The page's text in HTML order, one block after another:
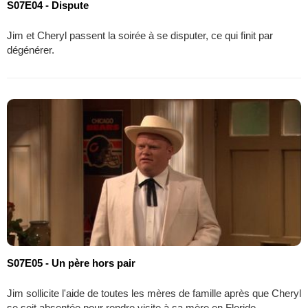
S07E04 - Dispute
Jim et Cheryl passent la soirée à se disputer, ce qui finit par
dégénérer.
S07E05 - Un père hors pair
Jim sollicite l'aide de toutes les mères de famille après que Cheryl